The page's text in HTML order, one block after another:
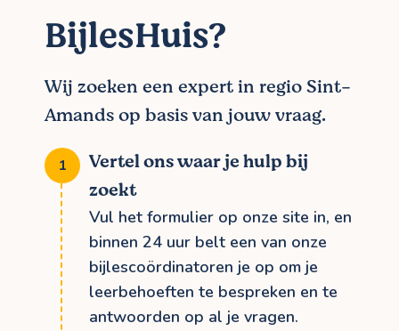
BijlesHuis?
Wij zoeken een expert in regio Sint-
Amands op basis van jouw vraag.
Vertel ons waar je hulp bij
zoekt
Vul het formulier op onze site in, en
binnen 24 uur belt een van onze
bijlescoördinatoren je op om je
leerbehoeften te bespreken en te
antwoorden op al je vragen.